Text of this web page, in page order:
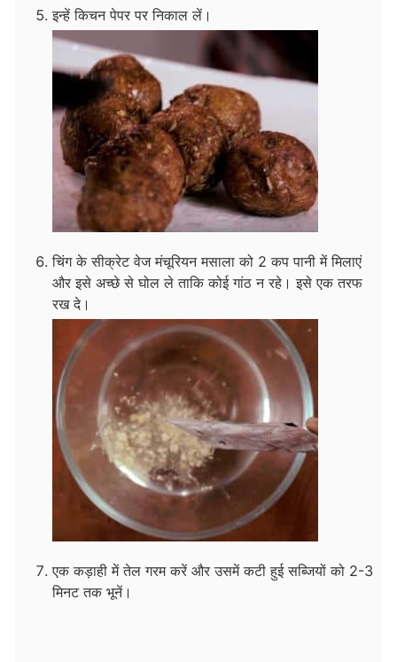
इन्हें किचन पेपर पर निकाल लें।
चिंग के सीक्रेट वेज मंचूरियन मसाला को 2 कप पानी में मिलाएं
और इसे अच्छे से घोल ले ताकि कोई गांठ न रहे। इसे एक तरफ
रख दे।
एक कड़ाही में तेल गरम करें और उसमें कटी हुई सब्जियों को 2-3
मिनट तक भूनें।